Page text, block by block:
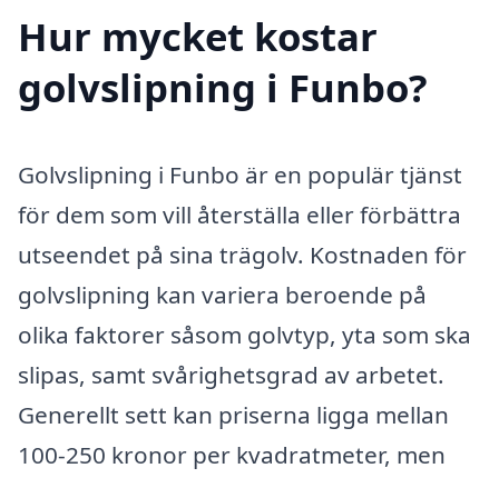
Hur mycket kostar
golvslipning i Funbo?
Golvslipning i Funbo är en populär tjänst
för dem som vill återställa eller förbättra
utseendet på sina trägolv. Kostnaden för
golvslipning kan variera beroende på
olika faktorer såsom golvtyp, yta som ska
slipas, samt svårighetsgrad av arbetet.
Generellt sett kan priserna ligga mellan
100-250 kronor per kvadratmeter, men